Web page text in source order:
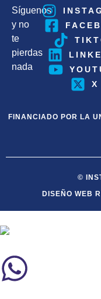
Síguenos
y no
te
pierdas
nada
X
FINANCIADO POR LA
©
DISEÑO WEB